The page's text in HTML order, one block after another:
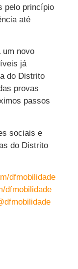
pelo princípio
até
um novo
já
do Distrito
provas
passos
sociais e
do Distrito
dfmobilidade
dfmobilidade